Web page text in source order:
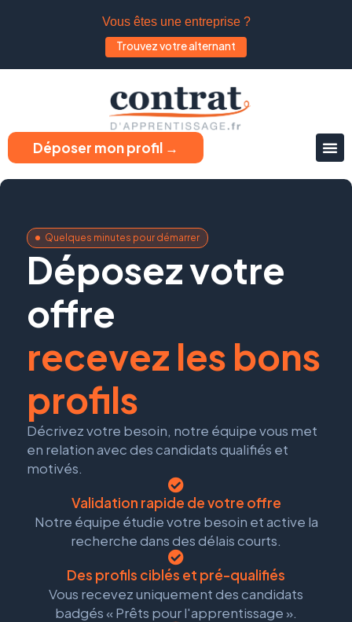
Vous êtes une entreprise ?
Trouvez votre alternant
Déposer mon profil →
Quelques minutes pour démarrer
Déposez votre
offre
recevez les bons
profils
Décrivez votre besoin, notre équipe vous met
en relation avec des candidats qualifiés et
motivés.
Validation rapide de votre offre
Notre équipe étudie votre besoin et active la
recherche dans des délais courts.
Des profils ciblés et pré-qualifiés
Vous recevez uniquement des candidats
badgés « Prêts pour l'apprentissage ».